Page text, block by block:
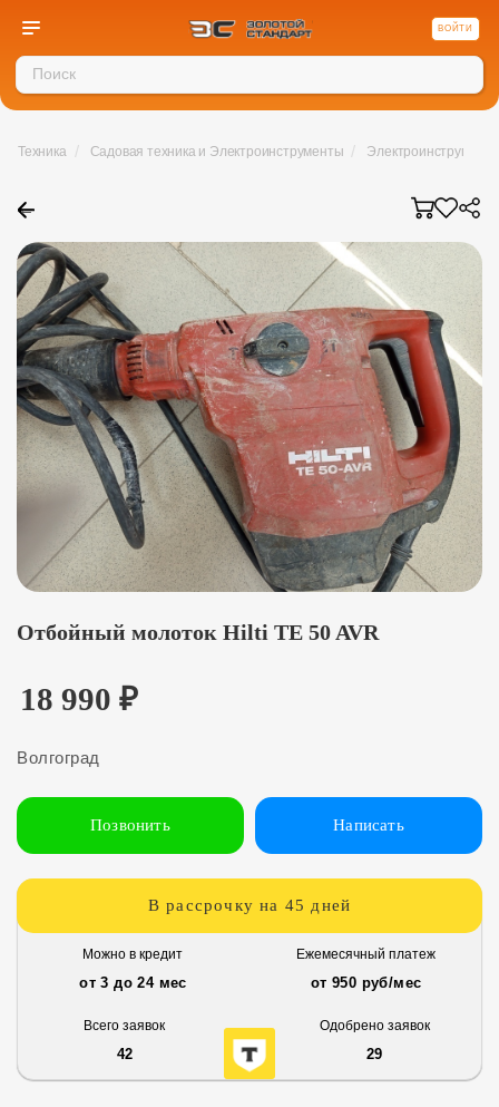
ВОЙТИ
←
Техника / Садовая техника и Электроинструменты /
Отбойный молоток Hilti TE 50 AVR
18 990 ₽
Волгоград
Позвонить Написать
В рассрочку на 45 дней
Можно в кредит
от 3 до 24 мес
Ежемесячный платеж
от 950 руб/мес
Всего заявок
42
Одобрено заявок
29